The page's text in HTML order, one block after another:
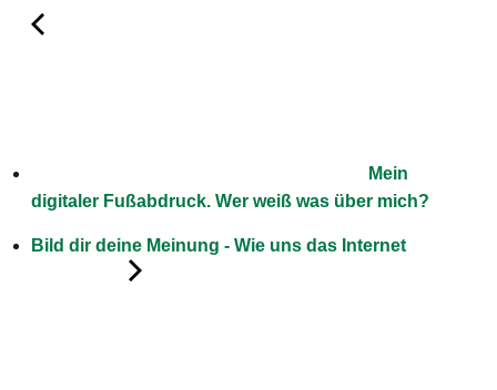
Mein
digitaler Fußabdruck. Wer weiß was über mich?
Bild dir deine Meinung - Wie uns das Internet